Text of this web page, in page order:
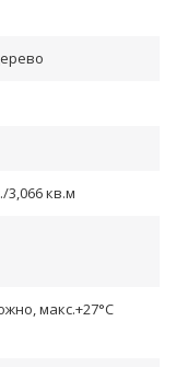
3,066 кв.м
макс.+27°С